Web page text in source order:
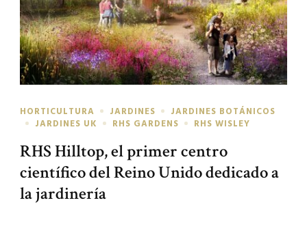
HORTICULTURA JARDINES
JARDINES BOTÁNICOS
JARDINES UK
RHS GARDENS RHS WISLEY
RHS Hilltop, el primer centro
científico del Reino Unido dedicado a
la jardinería